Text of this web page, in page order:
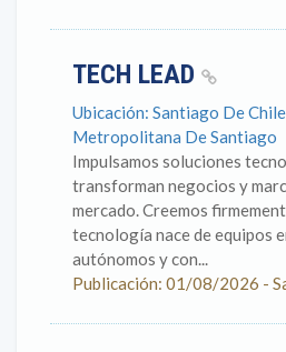
TECH LEAD
Ubicación: Santiago De
Metropolitana De Santiago
Impulsamos soluciones
transforman negocios y
mercado. Creemos
tecnología nace de equipos
autónomos y con...
Publicación: 01/08/2026 -